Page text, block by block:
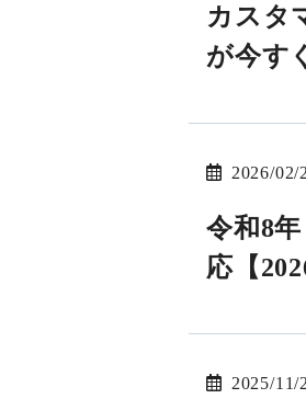
カスタ
が今す
2026/02/
令和8
応【
2025/11/